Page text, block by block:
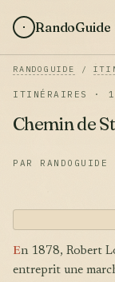
RandoGuide
RANDOGUIDE /
ITINÉRAIRES ·
Chemin de
PAR RANDOGUIDE
En 1878, Robert
entreprit une